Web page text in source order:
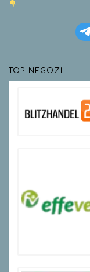
TOP NEGOZI